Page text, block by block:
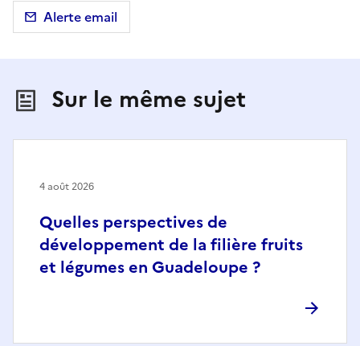
Alerte email
Sur le même sujet
Quelles perspectives de
développement de la filière fruits
et légumes en Guadeloupe ?
4 août 2026